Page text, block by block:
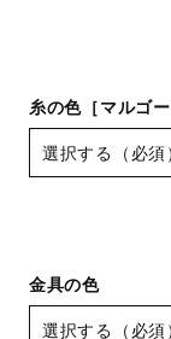
糸の色［マルゴー
金具の色